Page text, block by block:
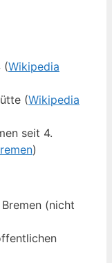
(Wikipedia
(Wikipedia
seit 4.
)
(nicht